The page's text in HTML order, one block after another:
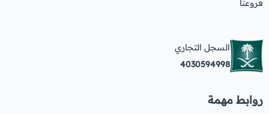
فروعنا
السجل التجاري
4030594998
روابط مهمة